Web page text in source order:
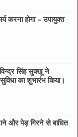
करना होगा – उपायुक्त
सिंह सुक्खू ने
का शुभारंभ किया।
और पेड़ गिरने से बाधित